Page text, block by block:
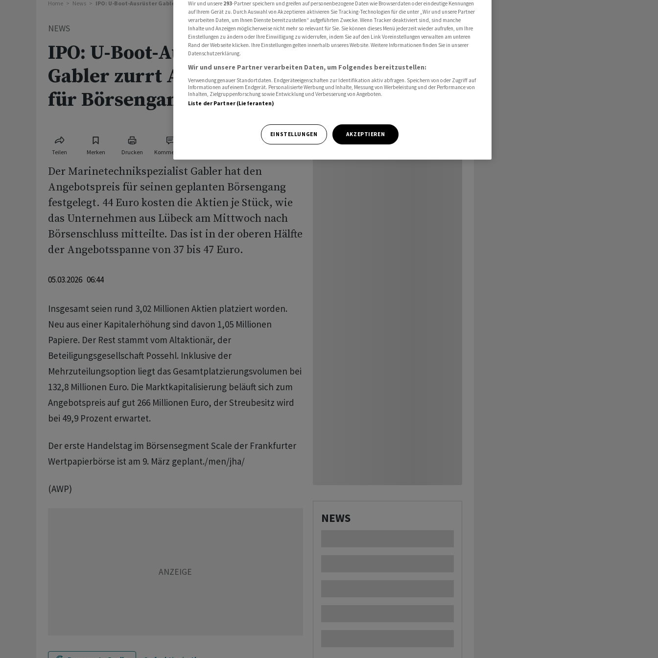
Home News IPO: U-Boot-Ausrüster Gabler zurrt Angebotspreis für Börsengang fest
NEWS
IPO: U-Boot-Ausrüster
Gabler zurrt Angebotspreis
für Börsengang fest
Teilen Merken Drucken Kommentare
Der Marinetechnikspezialist Gabler hat den
Angebotspreis für seinen geplanten Börsengang
festgelegt. 44 Euro kosten die Aktien je Stück, wie
das Unternehmen aus Lübeck am Mittwoch nach
Börsenschluss mitteilte. Das ist in der oberen Hälfte
der Angebotsspanne von 37 bis 47 Euro.
05.03.2026 06:44
Insgesamt seien rund 3,02 Millionen Aktien platziert worden.
Neu aus einer Kapitalerhöhung sind davon 1,05 Millionen
Papiere. Der Rest stammt vom Altaktionär, der
Beteiligungsgesellschaft Possehl. Inklusive der
Mehrzuteilungsoption liegt das Gesamtplatzierungsvolumen bei
132,8 Millionen Euro. Die Marktkapitalisierung beläuft sich zum
Angebotspreis auf gut 266 Millionen Euro, der Streubesitz wird
bei 49,9 Prozent erwartet.
Der erste Handelstag im Börsensegment Scale der Frankfurter
Wertpapierbörse ist am 9. März geplant./men/jha/
(AWP)
NEWS
Wir und unsere 293-Partner speichern und greifen auf personenbezogene Daten wie Browserdaten oder eindeutige Kennungen
auf Ihrem Gerät zu. Durch Auswahl von Akzeptieren aktivieren Sie Tracking-Technologien für die unter „Wir und unsere Partner
verarbeiten Daten, um Ihnen Dienste bereitzustellen“ aufgeführten Zwecke. Wenn Tracker deaktiviert sind, sind manche
Inhalte und Anzeigen möglicherweise nicht mehr so relevant für Sie. Sie können dieses Menü jederzeit wieder aufrufen, um Ihre
Einstellungen zu ändern oder Ihre Einwilligung zu widerrufen, indem Sie auf den Link Voreinstellungen verwalten am unteren
Rand der Webseite klicken. Ihre Einstellungen gelten innerhalb unseres Website. Weitere Informationen finden Sie in unserer
Datenschutzerklärung.
Wir und unsere Partner verarbeiten Daten, um Folgendes bereitzustellen:
Verwendung genauer Standortdaten. Endgeräteeigenschaften zur Identifikation aktiv abfragen. Speichern von oder Zugriff auf
Informationen auf einem Endgerät. Personalisierte Werbung und Inhalte, Messung von Werbeleistung und der Performance von
Inhalten, Zielgruppenforschung sowie Entwicklung und Verbesserung von Angeboten.
Liste der Partner (Lieferanten)
EINSTELLUNGEN AKZEPTIEREN